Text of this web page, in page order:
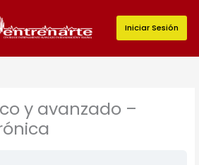
Iniciar Sesión
y avanzado –